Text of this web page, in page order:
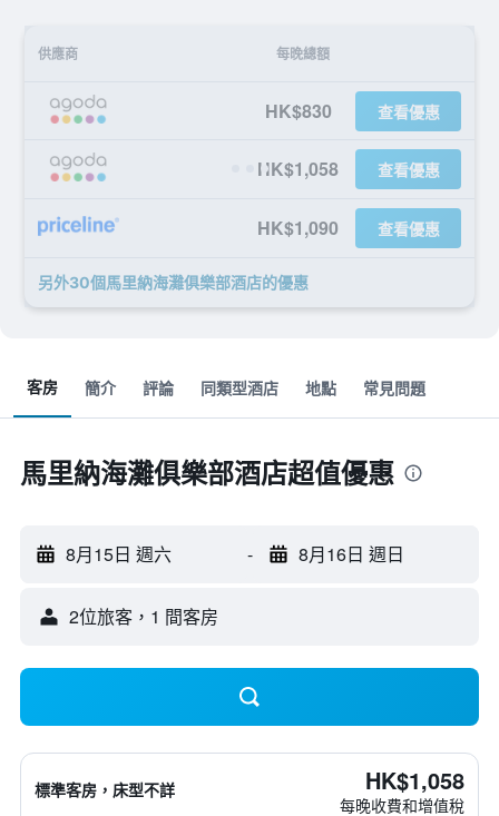
供應商 每晚總額
HK$830 查看優惠
HK$1,058 查看優惠
HK$1,090 查看優惠
另外30個馬里納海灘俱樂部酒店​的優惠
客房 簡介 評論 同類型酒店 地點 常見問題
馬里納海灘俱樂部酒店超值優惠
8月15日 週六 - 8月16日 週日
2位旅客，1 間客房
標準客房，床型不詳 HK$1,058
每晚收費和增值稅